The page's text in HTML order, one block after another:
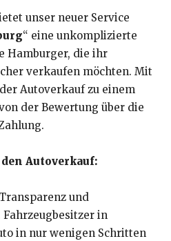
unser neuer Service
“ eine unkomplizierte
Hamburger, die ihr
verkaufen möchten. Mit
Autoverkauf zu einem
der Bewertung über die
Autoverkauf:
und
in
in nur wenigen Schritten